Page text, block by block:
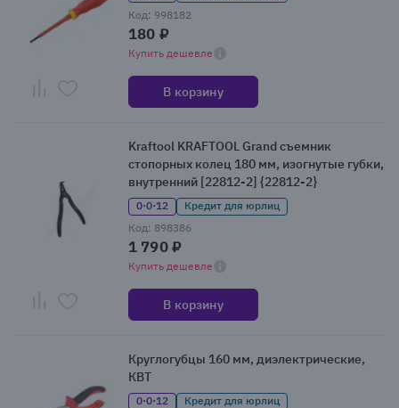
Код: 998182
180 ₽
Купить дешевле
В корзину
Kraftool KRAFTOOL Grand съемник
стопорных колец 180 мм, изогнутые губки,
внутренний [22812-2] {22812-2}
0·0·12
Кредит для юрлиц
Код: 898386
1 790 ₽
Купить дешевле
В корзину
Круглогубцы 160 мм, диэлектрические,
КВТ
0·0·12
Кредит для юрлиц